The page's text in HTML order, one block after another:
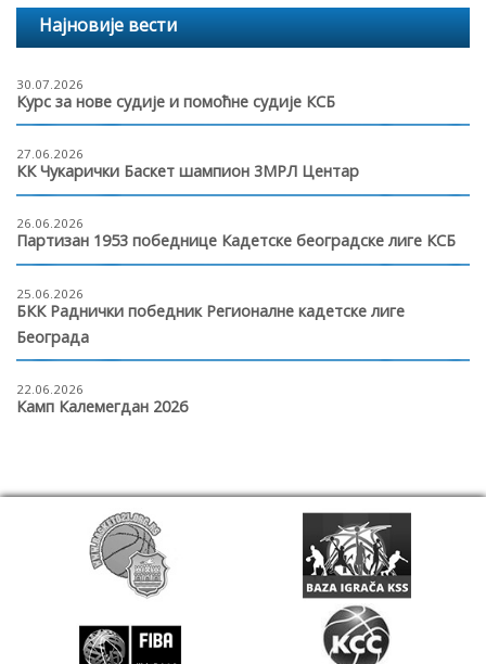
Најновије вести
30.07.2026
Курс за нове судије и помоћне судије КСБ
27.06.2026
КК Чукарички Баскет шампион 3МРЛ Центар
26.06.2026
Партизан 1953 победнице Кадетске београдске лиге КСБ
25.06.2026
БКК Раднички победник Регионалне кадетске лиге
Београда
22.06.2026
Камп Калемегдан 2026